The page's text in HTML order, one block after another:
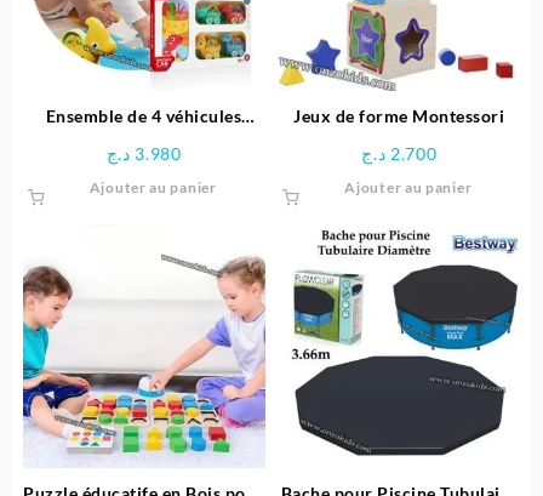
Ensemble de 4 véhicules
– HUANGER
3.980 د.ج
Ajouter au panier
Jeux de forme Montessori
2.700 د.ج
Ajouter au panier